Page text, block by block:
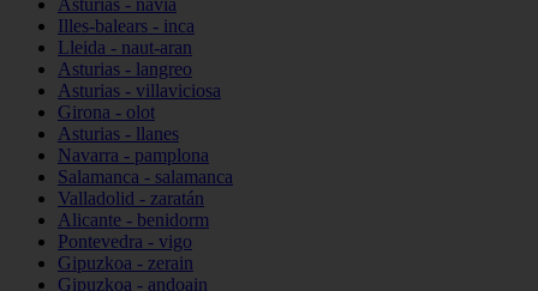
Asturias - navia
Illes-balears - inca
Lleida - naut-aran
Asturias - langreo
Asturias - villaviciosa
Girona - olot
Asturias - llanes
Navarra - pamplona
Salamanca - salamanca
Valladolid - zaratán
Alicante - benidorm
Pontevedra - vigo
Gipuzkoa - zerain
Gipuzkoa - andoain